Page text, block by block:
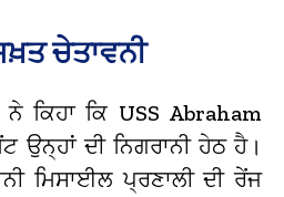
ਚੇਤਾਵਨੀ
ਕਿਹਾ ਕਿ USS Abraham
ਉਨ੍ਹਾਂ ਦੀ ਨਿਗਰਾਨੀ ਹੇਠ ਹੈ।
ਮਿਸਾਈਲ ਪ੍ਰਣਾਲੀ ਦੀ ਰੇਂਜ